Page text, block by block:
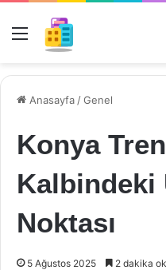
Menü
Anasayfa /Genel
Konya
Kalbindeki
Noktası
5 Ağustos 2025 2 dakika